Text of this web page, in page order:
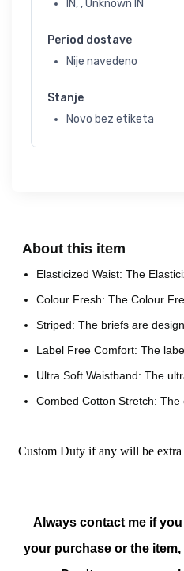
IN, , Unknown IN
Period dostave
Nije navedeno
Stanje
Novo bez etiketa